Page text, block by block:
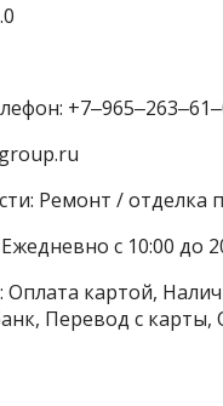
Ремонт / отделка
с 10:00 до
Оплата картой,
Перевод с карты,